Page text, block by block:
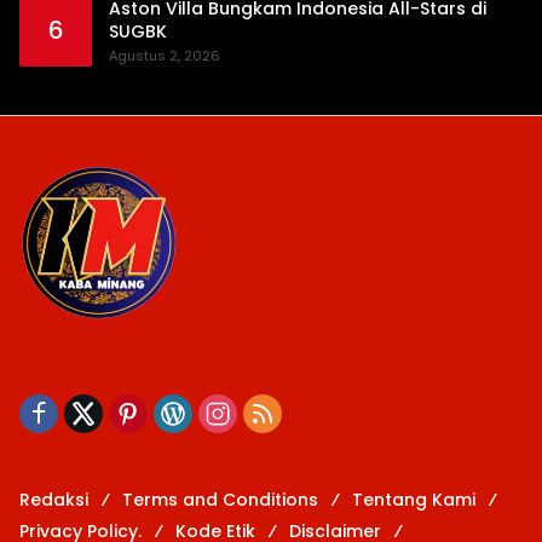
6
Aston Villa Bungkam Indonesia All-Stars di
SUGBK
Agustus 2, 2026
Redaksi Terms and Conditions
Tentang Kami
Privacy Policy.
Kode Etik Disclaimer